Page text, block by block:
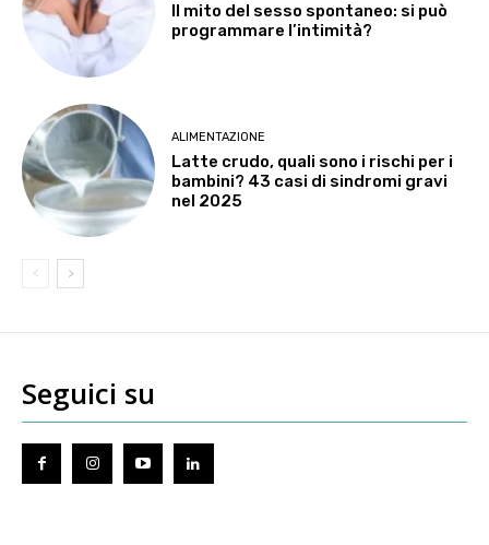
Il mito del sesso spontaneo: si può
programmare l’intimità?
ALIMENTAZIONE
Latte crudo, quali sono i rischi per i
bambini? 43 casi di sindromi gravi
nel 2025
Seguici su